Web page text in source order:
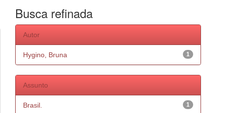
Busca refinada
Autor
1
Hygino, Bruna
Assunto
1
Brasil.